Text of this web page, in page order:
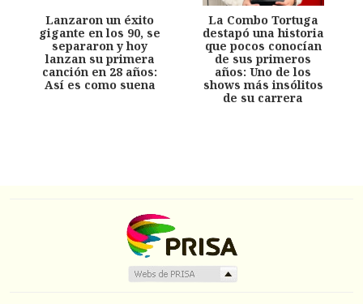
Lanzaron un éxito
gigante en los 90, se
separaron y hoy
lanzan su primera
canción en 28 años:
Así es como suena
La Combo Tortuga
destapó una historia
que pocos conocían
de sus primeros
años: Uno de los
shows más insólitos
de su carrera